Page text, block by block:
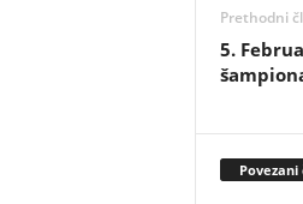
Prethodni
5.
Povezani